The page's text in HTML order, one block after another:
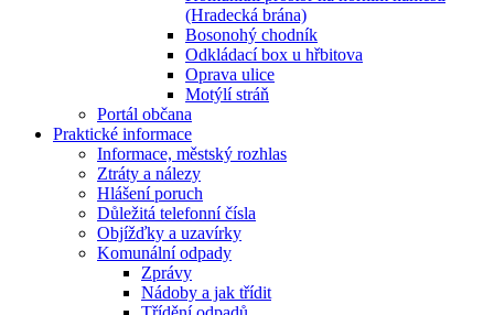
(Hradecká brána)
Bosonohý chodník
Odkládací box u hřbitova
Oprava ulice
Motýlí stráň
Portál občana
Praktické informace
Informace, městský rozhlas
Ztráty a nálezy
Hlášení poruch
Důležitá telefonní čísla
Objížďky a uzavírky
Komunální odpady
Zprávy
Nádoby a jak třídit